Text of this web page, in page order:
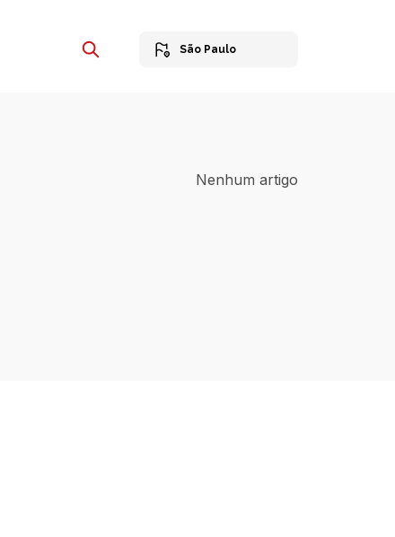
São Paulo
Nenhum artigo